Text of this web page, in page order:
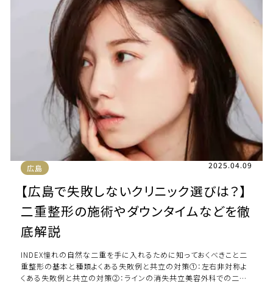
広島 2025.04.09
【広島で失敗しないクリニック選びは？】
二重整形の施術やダウンタイムなどを徹
底解説
INDEX憧れの自然な二重を手に入れるために知っておくべきこと二
重整形の基本と種類よくある失敗例と共立の対策①：左右非対称よ
くある失敗例と共立の対策②：ラインの消失共立美容外科での二重